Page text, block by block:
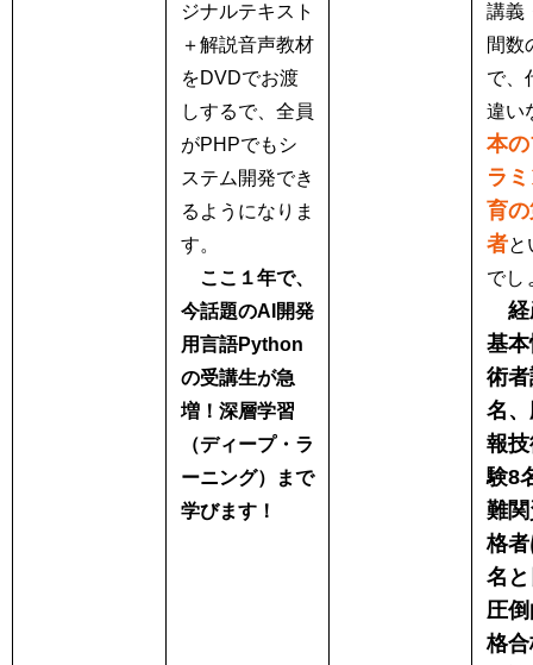
ジナルテキスト
＋解説音声教材
をDVDでお渡
しするで、全員
がPHPでもシ
ステム開発でき
るようになりま
す。
ここ１年で、
今話題のAI開発
用言語Python
の受講生が急
増！深層学習
（ディープ・ラ
ーニング）まで
学びます！
講義
間数
で、
違い
本
ラ
育
者と
でし
基
術
名
報
験8
難
格
名
圧
格